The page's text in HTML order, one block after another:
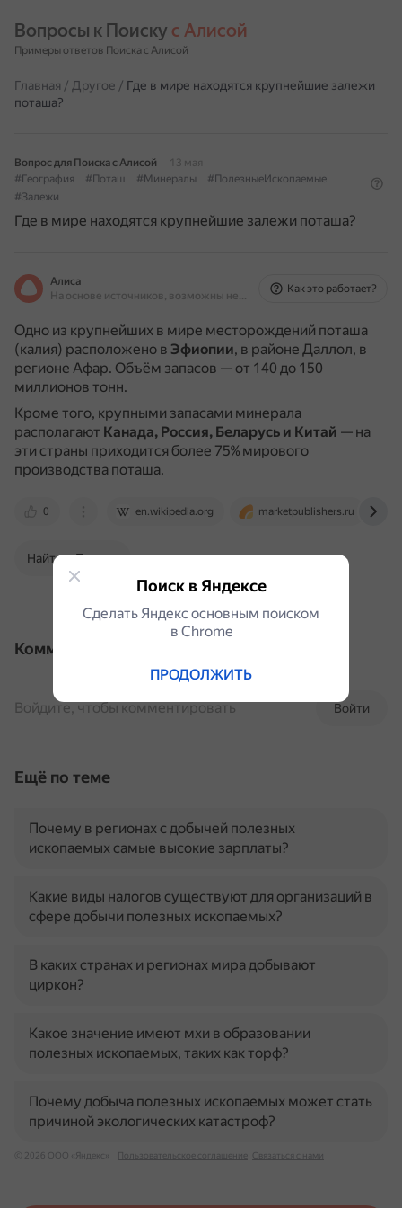
Вопросы к Поиску с Алисой
Примеры ответов Поиска с Алисой
Главная / Другое / Где в мире находятся крупнейшие залежи
поташа?
Вопрос для Поиска с Алисой
13 мая
#География
#Поташ #Минералы
#ПолезныеИскопаемые
#Залежи
Где в мире находятся крупнейшие залежи поташа?
Алиса
На основе источников, возможны неточности
Как это работает?
Одно из крупнейших в мире месторождений поташа
(калия) расположено в Эфиопии, в районе Даллол, в
регионе Афар. Объём запасов — от 140 до 150
миллионов тонн.
Кроме того, крупными запасами минерала
располагают Канада, Россия, Беларусь и Китай — на
эти страны приходится более 75% мирового
производства поташа.
0 en.wikipedia.org marketpublishers.ru
Найти в Поиске
Комментарии
Войти
Войдите, чтобы комментировать
Ещё по теме
Почему в регионах с добычей полезных
ископаемых самые высокие зарплаты?
Какие виды налогов существуют для организаций в
сфере добычи полезных ископаемых?
В каких странах и регионах мира добывают
циркон?
Какое значение имеют мхи в образовании
полезных ископаемых, таких как торф?
Почему добыча полезных ископаемых может стать
причиной экологических катастроф?
© 2026 ООО «Яндекс» Пользовательское соглашение Связаться с нами
Поиск в Яндексе
Сделать Яндекс основным поиском
в Сhrome
ПРОДОЛЖИТЬ